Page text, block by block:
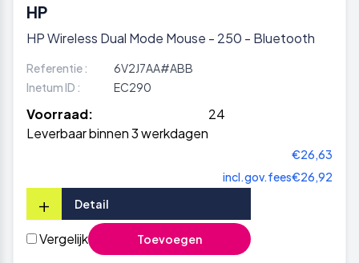
HP
HP Wireless Dual Mode Mouse - 250 - Bluetooth
Referentie :
6V2J7AA#ABB
Inetum ID :
EC290
Voorraad:
24
Leverbaar binnen 3 werkdagen
€26,63
incl.gov.fees€26,92
+ Detail
Vergelijk Toevoegen